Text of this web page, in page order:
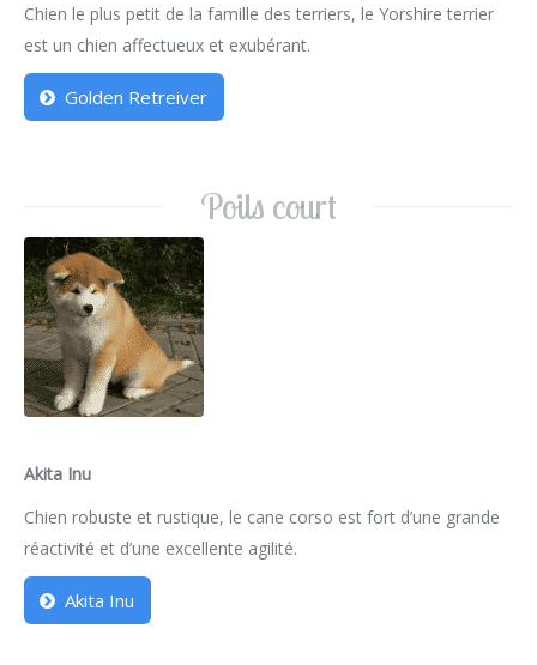
Chien le plus petit de la famille des terriers, le Yorshire terrier
est un chien affectueux et exubérant.
Golden Retreiver
Poils court
Akita Inu
Chien robuste et rustique, le cane corso est fort d’une grande
réactivité et d’une excellente agilité.
Akita Inu